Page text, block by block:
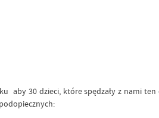
aby 30 dzieci, które spędzały z nami